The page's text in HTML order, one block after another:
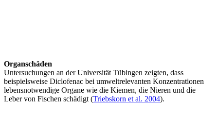
Organschäden
Untersuchungen an der Universität Tübingen zeigten, dass
beispielsweise Diclofenac bei umweltrelevanten Konzentrationen
lebensnotwendige Organe wie die Kiemen, die Nieren und die
Leber von Fischen schädigt (Triebskorn et al. 2004).